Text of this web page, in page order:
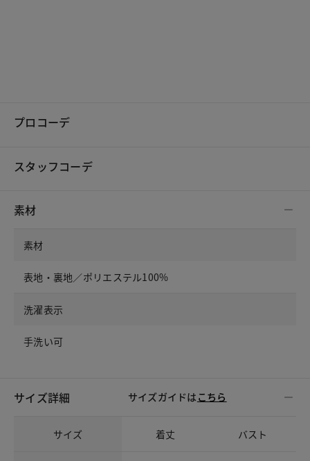
プロコーデ
スタッフコーデ
素材
素材
表地・裏地／ポリエステル100%
洗濯表示
手洗い可
サイズ詳細 サイズガイドは こちら
サイズ 着丈 バスト